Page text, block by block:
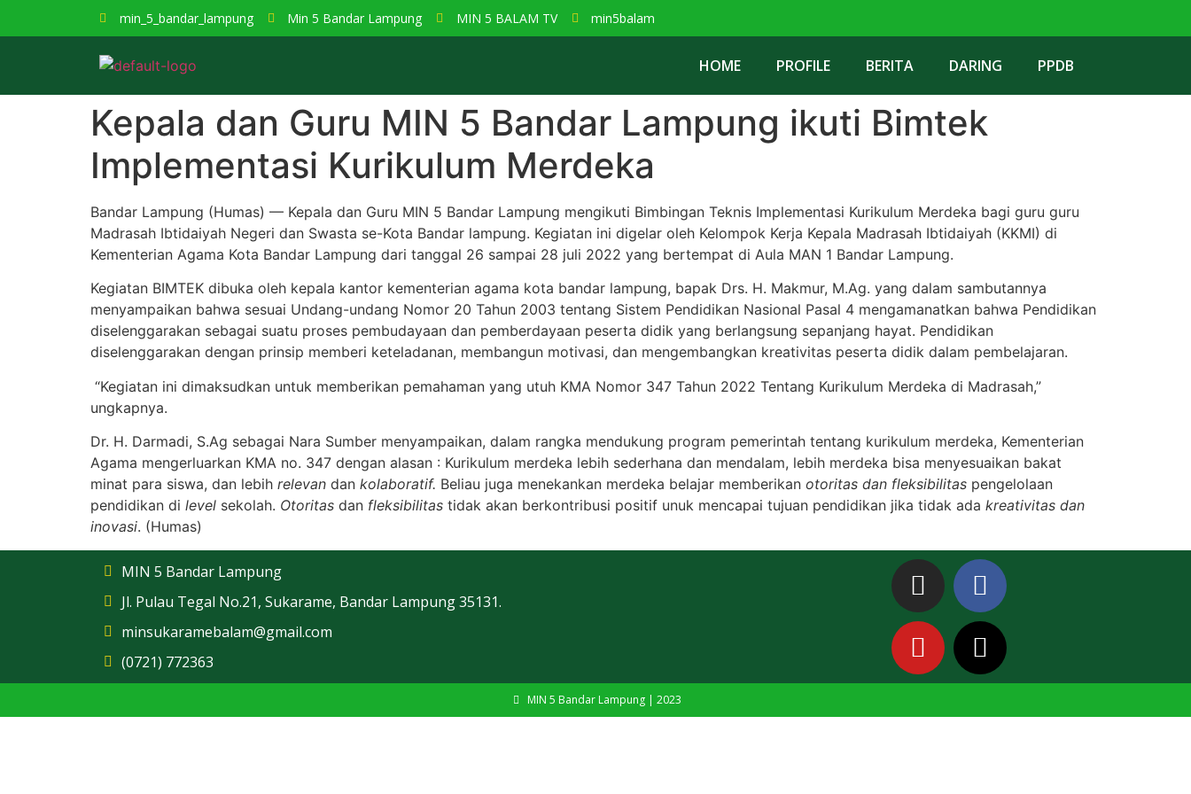
min_5_bandar_lampung Min 5 Bandar Lampung MIN 5 BALAM TV min5balam
HOME PROFILE BERITA DARING PPDB
Kepala dan Guru MIN 5 Bandar Lampung ikuti Bimtek
Implementasi Kurikulum Merdeka
Bandar Lampung (Humas) — Kepala dan Guru MIN 5 Bandar Lampung mengikuti Bimbingan Teknis Implementasi Kurikulum Merdeka bagi guru guru
Madrasah Ibtidaiyah Negeri dan Swasta se-Kota Bandar lampung. Kegiatan ini digelar oleh Kelompok Kerja Kepala Madrasah Ibtidaiyah (KKMI) di
Kementerian Agama Kota Bandar Lampung dari tanggal 26 sampai 28 juli 2022 yang bertempat di Aula MAN 1 Bandar Lampung.
Kegiatan BIMTEK dibuka oleh kepala kantor kementerian agama kota bandar lampung, bapak Drs. H. Makmur, M.Ag. yang dalam sambutannya
menyampaikan bahwa sesuai Undang-undang Nomor 20 Tahun 2003 tentang Sistem Pendidikan Nasional Pasal 4 mengamanatkan bahwa Pendidikan
diselenggarakan sebagai suatu proses pembudayaan dan pemberdayaan peserta didik yang berlangsung sepanjang hayat. Pendidikan
diselenggarakan dengan prinsip memberi keteladanan, membangun motivasi, dan mengembangkan kreativitas peserta didik dalam pembelajaran.
“Kegiatan ini dimaksudkan untuk memberikan pemahaman yang utuh KMA Nomor 347 Tahun 2022 Tentang Kurikulum Merdeka di Madrasah,”
ungkapnya.
Dr. H. Darmadi, S.Ag sebagai Nara Sumber menyampaikan, dalam rangka mendukung program pemerintah tentang kurikulum merdeka, Kementerian
Agama mengerluarkan KMA no. 347 dengan alasan : Kurikulum merdeka lebih sederhana dan mendalam, lebih merdeka bisa menyesuaikan bakat
minat para siswa, dan lebih relevan dan kolaboratif. Beliau juga menekankan merdeka belajar memberikan otoritas dan fleksibilitas pengelolaan
pendidikan di level sekolah. Otoritas dan fleksibilitas tidak akan berkontribusi positif unuk mencapai tujuan pendidikan jika tidak ada kreativitas dan
inovasi. (Humas)
MIN 5 Bandar Lampung
Jl. Pulau Tegal No.21, Sukarame, Bandar Lampung 35131.
minsukaramebalam@gmail.com
(0721) 772363
MIN 5 Bandar Lampung | 2023